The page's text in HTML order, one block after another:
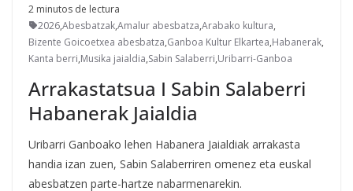
2 minutos de lectura
2026,Abesbatzak,Amalur abesbatza,Arabako kultura,
Bizente Goicoetxea abesbatza,Ganboa Kultur Elkartea,Habanerak,
Kanta berri,Musika jaialdia,Sabin Salaberri,Uribarri-Ganboa
Arrakastatsua I Sabin Salaberri
Habanerak Jaialdia
Uribarri Ganboako lehen Habanera Jaialdiak arrakasta
handia izan zuen, Sabin Salaberriren omenez eta euskal
abesbatzen parte-hartze nabarmenarekin.